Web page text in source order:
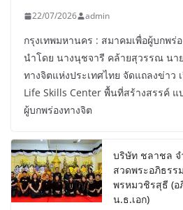
22/07/2026 admin
กรุงเทพมหานคร : สมาคมเพื่อผู้บกพร่
นำโดย นางนุชจารี คล้ายสุวรรณ นา
ทางจิตแห่งประเทศไทย จัดแถลงข่าว
Life Skills Center พื้นที่สร้างสรรค์
ผู้บกพร่องทางจิต
บริษัท ชลาชล จ
สวดพระอภิธรร
พรหมวชิรสุธี (อ
น.ธ.เอก)